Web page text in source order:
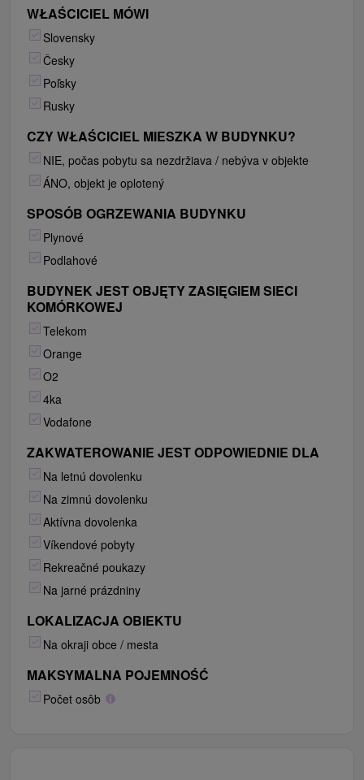
WŁAŚCICIEL MÓWI
Slovensky
Česky
Poľsky
Rusky
CZY WŁAŚCICIEL MIESZKA W BUDYNKU?
NIE, počas pobytu sa nezdržiava / nebýva v objekte
ÁNO, objekt je oplotený
SPOSÓB OGRZEWANIA BUDYNKU
Plynové
Podlahové
BUDYNEK JEST OBJĘTY ZASIĘGIEM SIECI
KOMÓRKOWEJ
Telekom
Orange
O2
4ka
Vodafone
ZAKWATEROWANIE JEST ODPOWIEDNIE DLA
Na letnú dovolenku
Na zimnú dovolenku
Aktívna dovolenka
Víkendové pobyty
Rekreačné poukazy
Na jarné prázdniny
LOKALIZACJA OBIEKTU
Na okraji obce / mesta
MAKSYMALNA POJEMNOŚĆ
Počet osôb